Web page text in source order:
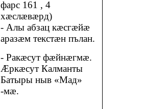
фарс 161 , 4
хæслæвæрд)
- Алы абзац кæсгæйæ
аразæм текстæн пълан.
- Ракæсут фæйнæгмæ.
Æркæсут Калманты
Батыры ныв «Мад»
-мæ.